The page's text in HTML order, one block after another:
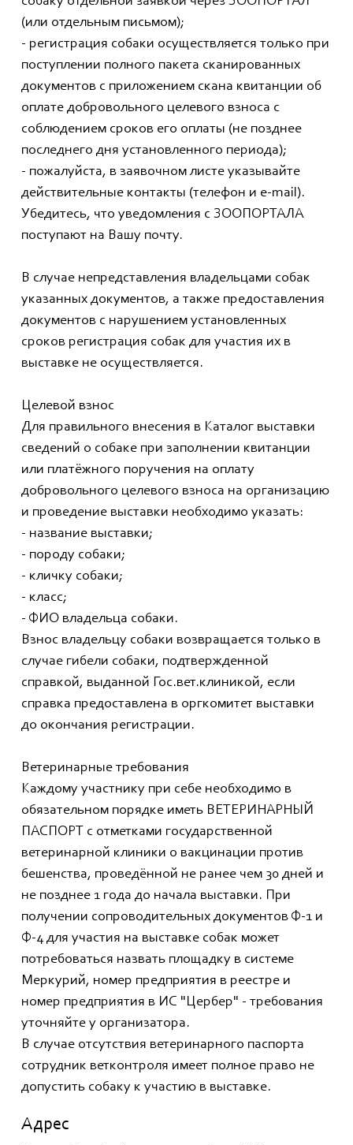
(или отдельным письмом);
- регистрация собаки осуществляется только при
поступлении полного пакета сканированных
документов с приложением скана квитанции об
оплате добровольного целевого взноса с
соблюдением сроков его оплаты (не позднее
последнего дня установленного периода);
- пожалуйста, в заявочном листе указывайте
действительные контакты (телефон и e-mail).
Убедитесь, что уведомления с ЗООПОРТАЛА
поступают на Вашу почту.
В случае непредставления владельцами собак
указанных документов, а также предоставления
документов с нарушением установленных
сроков регистрация собак для участия их в
выставке не осуществляется.
Целевой взнос
Для правильного внесения в Каталог выставки
сведений о собаке при заполнении квитанции
или платёжного поручения на оплату
добровольного целевого взноса на организацию
и проведение выставки необходимо указать:
- название выставки;
- породу собаки;
- кличку собаки;
- класс;
- ФИО владельца собаки.
Взнос владельцу собаки возвращается только в
случае гибели собаки, подтвержденной
справкой, выданной Гос.вет.клиникой, если
справка предоставлена в оргкомитет выставки
до окончания регистрации.
Ветеринарные требования
Каждому участнику при себе необходимо в
обязательном порядке иметь ВЕТЕРИНАРНЫЙ
ПАСПОРТ с отметками государственной
ветеринарной клиники о вакцинации против
бешенства, проведённой не ранее чем 30 дней и
не позднее 1 года до начала выставки. При
получении сопроводительных документов Ф-1 и
Ф-4 для участия на выставке собак может
потребоваться назвать площадку в системе
Меркурий, номер предприятия в реестре и
номер предприятия в ИС "Цербер" - требования
уточняйте у организатора.
В случае отсутствия ветеринарного паспорта
сотрудник ветконтроля имеет полное право не
допустить собаку к участию в выставке.
Адрес